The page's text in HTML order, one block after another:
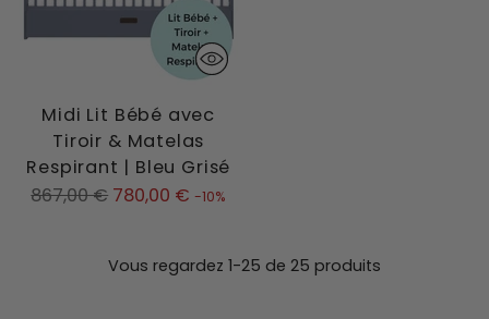
Midi Lit Bébé avec
Tiroir & Matelas
Respirant | Bleu Grisé
Prix
867,00 € 780,00 € -10%
Vous regardez 1-25 de 25 produits